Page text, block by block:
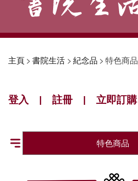
主頁> 書院生活 > 紀念品 > 特色商品
登入 | 註冊 | 立即訂購
特色商品